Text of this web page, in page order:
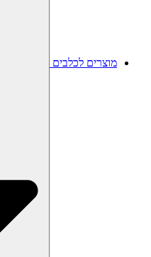
מוצרים לכלבים